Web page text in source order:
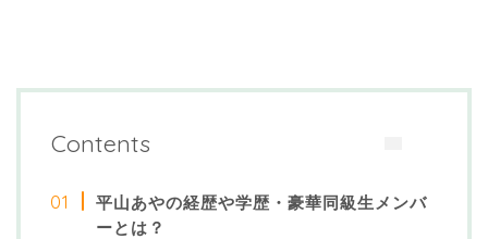
Contents
平山あやの経歴や学歴・豪華同級生メンバ
ーとは？